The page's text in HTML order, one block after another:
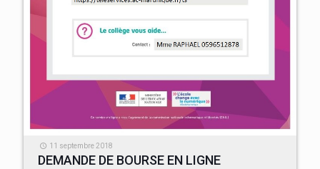
11 septembre 2018
DEMANDE DE BOURSE EN LIGNE